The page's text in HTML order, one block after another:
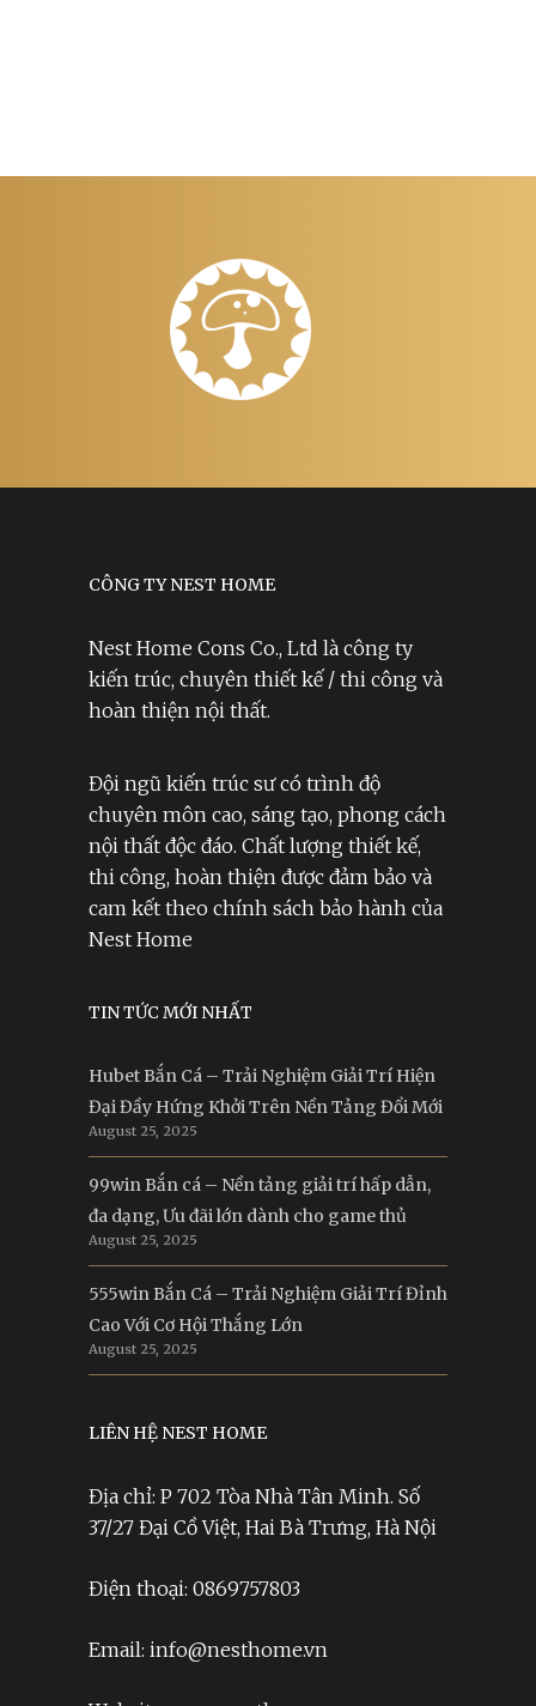
CÔNG TY NEST HOME
Nest Home Cons Co., Ltd là công ty
kiến trúc, chuyên thiết kế / thi công và
hoàn thiện nội thất.
Đội ngũ kiến trúc sư có trình độ
chuyên môn cao, sáng tạo, phong cách
nội thất độc đáo. Chất lượng thiết kế,
thi công, hoàn thiện được đảm bảo và
cam kết theo chính sách bảo hành của
Nest Home
TIN TỨC MỚI NHẤT
Hubet Bắn Cá – Trải Nghiệm Giải Trí Hiện
Đại Đầy Hứng Khởi Trên Nền Tảng Đổi Mới
August 25, 2025
99win Bắn cá – Nền tảng giải trí hấp dẫn,
đa dạng, Ưu đãi lớn dành cho game thủ
August 25, 2025
555win Bắn Cá – Trải Nghiệm Giải Trí Đỉnh
Cao Với Cơ Hội Thắng Lớn
August 25, 2025
LIÊN HỆ NEST HOME
Địa chỉ: P 702 Tòa Nhà Tân Minh. Số
37/27 Đại Cồ Việt, Hai Bà Trưng, Hà Nội
Điện thoại: 0869757803
Email: info@nesthome.vn